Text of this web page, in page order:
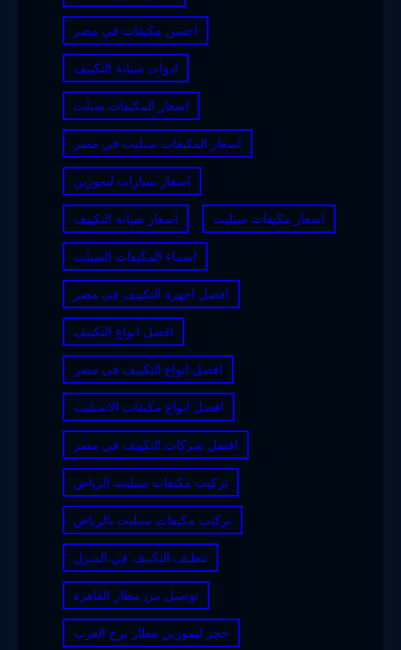
احسن مكيفات في مصر
ادوات صيانة التكييف
اسعار المكيفات سبلت
اسعار المكيفات سبليت في مصر
اسعار سيارات ليموزين
اسعار صيانة التكييف اسعار مكيفات سبليت
اسماء المكيفات السبلت
افضل اجهزة التكييف فى مصر
افضل انواع التكييف
افضل انواع التكييف فى مصر
افضل انواع مكيفات الاسبليت
افضل شركات التكييف في مصر
تركيب مكيفات سبليت الرياض
تركيب مكيفات سبليت بالرياض
تنظيف التكييف في المنزل
توصيل من مطار القاهرة
حجز ليموزين مطار برج العرب